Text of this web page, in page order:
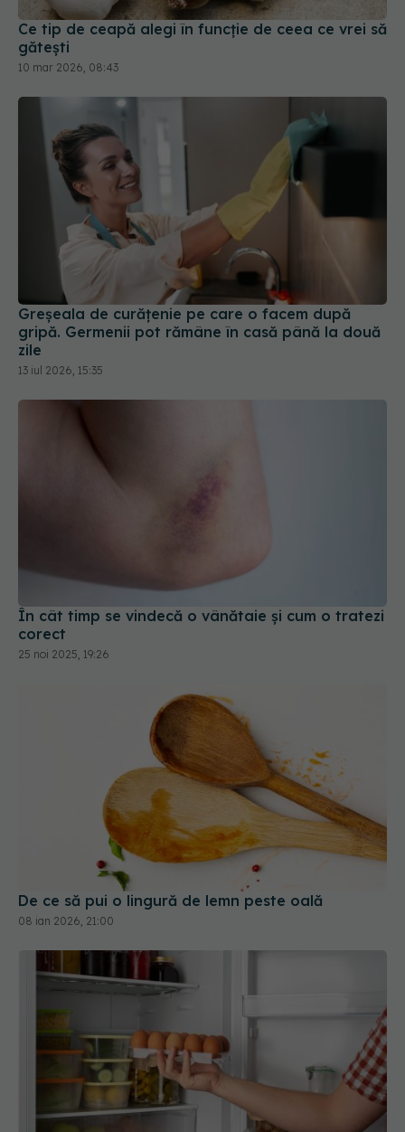
Ce tip de ceapă alegi în funcție de ceea ce vrei să
gătești
10 mar 2026, 08:43
Greșeala de curățenie pe care o facem după
gripă. Germenii pot rămâne în casă până la două
zile
13 iul 2026, 15:35
În cât timp se vindecă o vânătaie și cum o tratezi
corect
25 noi 2025, 19:26
De ce să pui o lingură de lemn peste oală
08 ian 2026, 21:00